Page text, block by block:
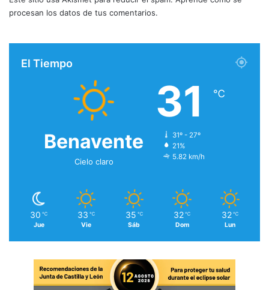
procesan los datos de tus comentarios.
El Tiempo
Benavente
Cielo claro
31 ℃
31º - 27º
21%
5.82 km/h
30 ℃
Jue
33 ℃
Vie
35 ℃
Sáb
32 ℃
Dom
32 ℃
Lun